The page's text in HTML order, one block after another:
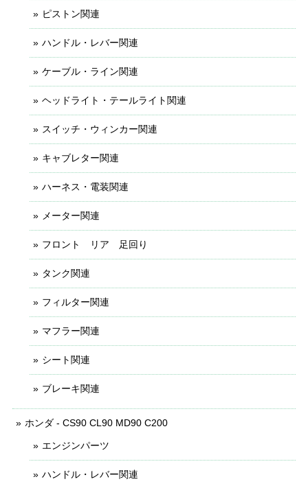
ピストン関連
ハンドル・レバー関連
ケーブル・ライン関連
ヘッドライト・テールライト関連
スイッチ・ウィンカー関連
キャブレター関連
ハーネス・電装関連
メーター関連
フロント リア 足回り
タンク関連
フィルター関連
マフラー関連
シート関連
ブレーキ関連
ホンダ - CS90 CL90 MD90 C200
エンジンパーツ
ハンドル・レバー関連